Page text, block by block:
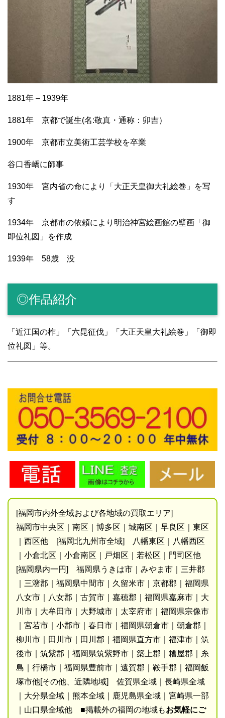
1881年 – 1939年
1881年 京都で誕生(名:敬真・通称：卯吉）
1900年 京都市立美術工芸学校を卒業
谷口香嶠に師事
1930年 宮内省の命により「大正天皇御大礼絵巻」を写
す
1934年 京都市の依頼により明治神宮絵画館の壁画「御
即位礼図」を作成
1939年 58歳 没
◎作品紹介
「近江国の柞」「六昆征伐」「大正天皇大礼絵巻」「御即
位礼図」等。
[福岡市内外全域および各地域の買取エリア]
福岡市中央区｜南区｜博多区｜城南区｜早良区｜東区
｜西区他 [福岡北九州市全域] 八幡東区｜八幡西区
｜小倉北区｜小倉南区｜戸畑区｜若松区｜門司区他
[福岡県内一円] 福岡県うきは市｜みやま市｜三井郡
｜三潴郡｜福岡県中間市｜久留米市｜京都郡｜福岡県
八女市｜八女郡｜古賀市｜嘉穂郡｜福岡県嘉麻市｜大
川市｜大牟田市｜大野城市｜太宰府市｜福岡県宗像市
｜宮若市｜小郡市｜春日市｜福岡県朝倉市｜朝倉郡｜
柳川市｜田川市｜田川郡｜福岡県直方市｜福津市｜筑
後市｜筑紫郡｜福岡県筑紫野市｜築上郡｜糟屋郡｜糸
島｜行橋市｜福岡県豊前市｜遠賀郡｜鞍手郡｜福岡飯
塚市他[その他、近隣地域] 佐賀県全域｜長崎県全域
｜大分県全域｜熊本全域｜鹿児島県全域｜宮崎県一部
｜山口県全域他 ■掲載外の福岡の地域もお気軽にご